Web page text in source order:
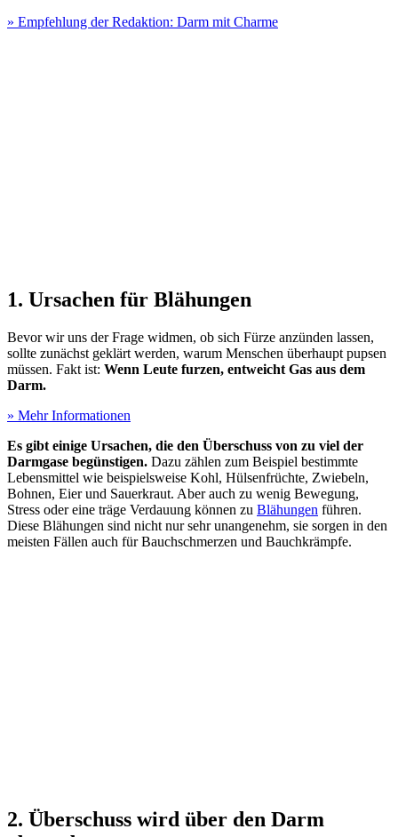
» Empfehlung der Redaktion: Darm mit Charme
1. Ursachen für Blähungen
Bevor wir uns der Frage widmen, ob sich Fürze anzünden lassen,
sollte zunächst geklärt werden, warum Menschen überhaupt pupsen
müssen. Fakt ist: Wenn Leute furzen, entweicht Gas aus dem
Darm.
» Mehr Informationen
Es gibt einige Ursachen, die den Überschuss von zu viel der
Darmgase begünstigen. Dazu zählen zum Beispiel bestimmte
Lebensmittel wie beispielsweise Kohl, Hülsenfrüchte, Zwiebeln,
Bohnen, Eier und Sauerkraut. Aber auch zu wenig Bewegung,
Stress oder eine träge Verdauung können zu Blähungen führen.
Diese Blähungen sind nicht nur sehr unangenehm, sie sorgen in den
meisten Fällen auch für Bauchschmerzen und Bauchkrämpfe.
2. Überschuss wird über den Darm